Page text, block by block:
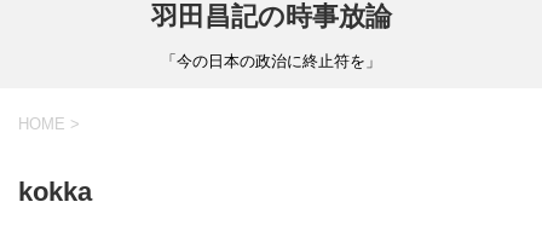
羽田昌記の時事放論
「今の日本の政治に終止符を」
HOME >
kokka